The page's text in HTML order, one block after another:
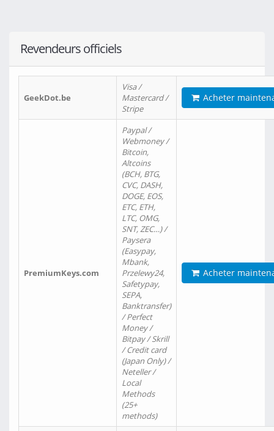
Revendeurs officiels
GeekDot.be
Visa /
Mastercard /
Stripe
Acheter
PremiumKeys.com
Paypal /
Webmoney /
Bitcoin,
Altcoins
(BCH, BTG,
CVC, DASH,
DOGE, EOS,
ETC, ETH,
LTC, OMG,
SNT, ZEC…) /
Paysera
(Easypay,
Mbank,
Przelewy24,
Safetypay,
SEPA,
Banktransfer)
/ Perfect
Money /
Bitpay / Skrill
/ Credit card
(Japan Only) /
Neteller /
Local
Methods
(25+
methods)
Acheter